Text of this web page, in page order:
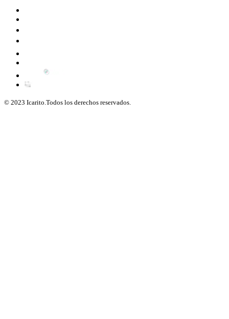
© 2023 Icarito.Todos los derechos reservados.